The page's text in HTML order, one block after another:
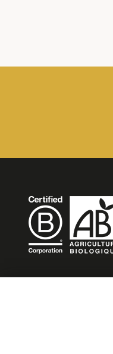
BECOME
MOB HOTEL is
If you want to